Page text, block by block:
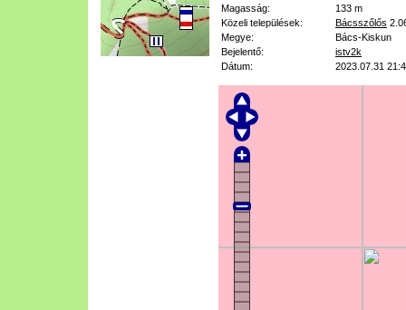
Magasság:
133 m
Közeli települések:
Bácsszőlős
Megye:
Bács-Kiskun
Bejelentő:
istv2k
Dátum:
2023.07.31